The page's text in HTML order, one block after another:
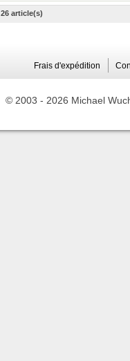
26 article(s)
Frais d'expédition
© 2003 - 2026 Michael